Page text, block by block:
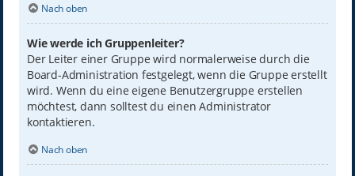
Nach oben
Wie werde ich Gruppenleiter?
Der Leiter einer Gruppe wird normalerweise durch die
Board-Administration festgelegt, wenn die Gruppe erstellt
wird. Wenn du eine eigene Benutzergruppe erstellen
möchtest, dann solltest du einen Administrator
kontaktieren.
Nach oben